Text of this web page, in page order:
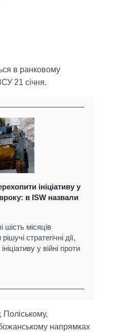
в ранковому
21 січня.
ініціативу у
в ISW назвали
місяців
стратегічні дії,
у війні проти
напрямках